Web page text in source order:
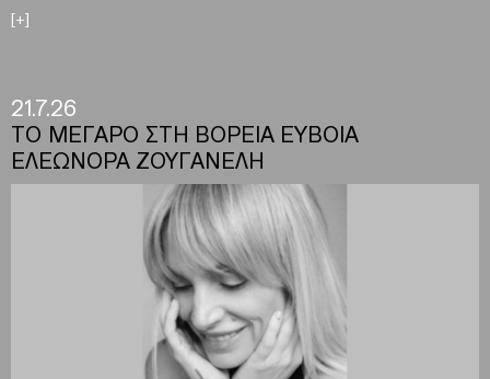
[+]
21.7.26
ΤΟ ΜΕΓΑΡΟ ΣΤΗ ΒΟΡΕΙΑ ΕΥΒΟΙΑ
ΕΛΕΩΝΟΡΑ ΖΟΥΓΑΝΕΛΗ